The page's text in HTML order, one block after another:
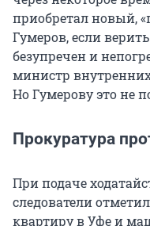
приобретал новый,
Гумеров, если
безупречен и
министр
Но Гумерову это не
Прокуратура
При подаче
следователи
квартиру в Уфе и